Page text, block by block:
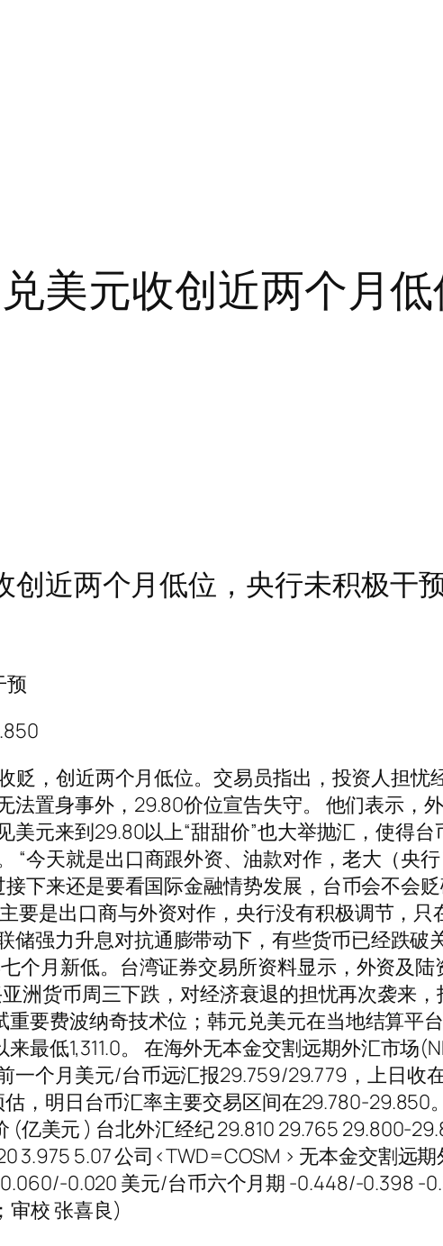
美元收创近两个月
创近两个月低位，央行未积极干
预
贬，创近两个月低位。交易员指出，投资人担
法置身事外，29.80价位宣告失守。 他们表示，
美元来到29.80以上“甜甜价”也大举抛汇，使得
“今天就是出口商跟外资、油款对作，老大（央
下来还是要看国际金融情势发展，台币会不会
要是出口商与外资对作，央行没有积极调节，
储强力升息对抗通膨带动下，有些货币已经跌破
个月新低。台湾证券交易所资料显示，外资及
洲货币周三下跌，对经济衰退的担忧再次袭来
要费波纳奇技术位；韩元兑美元在当地结算平
最低1,311.0。 在海外无本金交割远期外汇市场
一个月美元/台币远汇报29.759/29.779，上日收
，明日台币汇率主要交易区间在29.780-29.850
亿美元 ) 台北外汇经纪 29.810 29.765 29.800-
3.975 5.07 公司<TWD=COSM > 无本金交割远
0.020 美元/台币六个月期 -0.448/-0.398 -
审校 张喜良)